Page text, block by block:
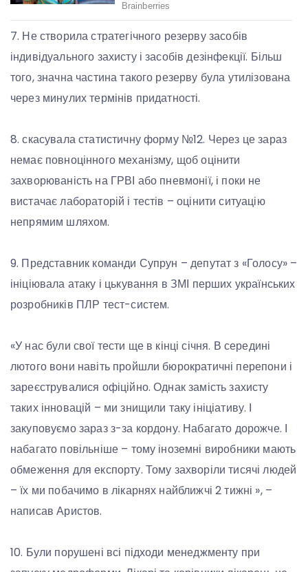
7. Не створила стратегічного резерву засобів
індивідуального захисту і засобів дезінфекції. Більш
того, значна частина такого резерву була утилізована
через минулих термінів придатності.
8. скасувала статистичну форму №12. Через це зараз
немає повноцінного механізму, щоб оцінити
захворюваність на ГРВІ або пневмонії, і поки не
вистачає лабораторій і тестів – оцінити ситуацію
непрямим шляхом.
9. Представник команди Супрун – депутат з «Голосу» –
ініціювала атаку і цькування в ЗМІ перших українських
розробників ПЛР тест-систем.
«У нас були свої тести ще в кінці січня. В середині
лютого вони навіть пройшли бюрократичні перепони і
зареєструвалися офіційно. Однак замість захисту
таких інновацій – ми знищили таку ініціативу. І
закуповуємо зараз з-за кордону. Набагато дорожче. І
набагато повільніше – тому іноземні виробники мають
обмеження для експорту. Тому захворіли тисячі людей
– їх ми побачимо в лікарнях найближчі 2 тижні », –
написав Аристов.
10. Були порушені всі підходи менеджменту при